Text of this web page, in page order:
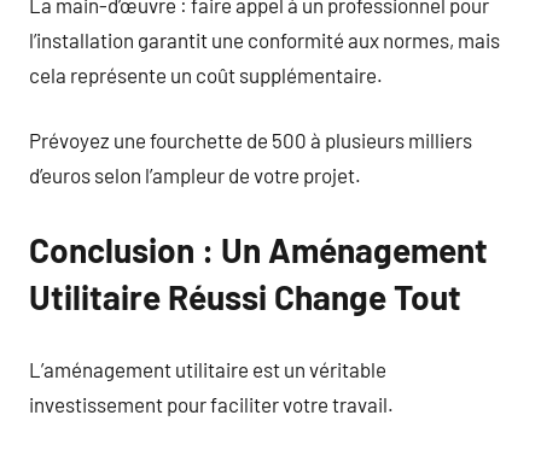
l’installation garantit une conformité aux normes, mais
cela représente un coût supplémentaire.
Prévoyez une fourchette de 500 à plusieurs milliers
d’euros selon l’ampleur de votre projet.
Conclusion : Un Aménagement
Utilitaire Réussi Change Tout
L’aménagement utilitaire est un véritable
investissement pour faciliter votre travail.